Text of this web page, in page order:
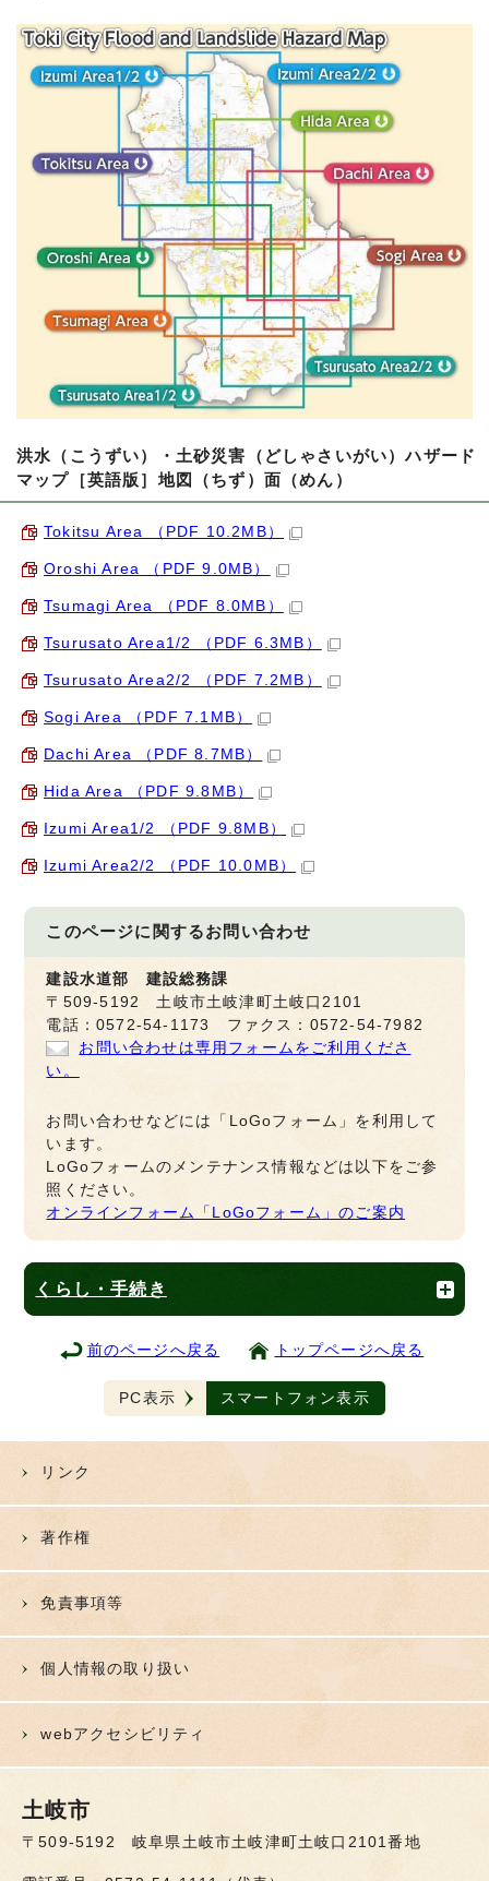
洪水（こうずい）・土砂災害（どしゃさいがい）ハザード
マップ［英語版］地図（ちず）面（めん）
Tokitsu Area （PDF 10.2MB）
Oroshi Area （PDF 9.0MB）
Tsumagi Area （PDF 8.0MB）
Tsurusato Area1/2 （PDF 6.3MB）
Tsurusato Area2/2 （PDF 7.2MB）
Sogi Area （PDF 7.1MB）
Dachi Area （PDF 8.7MB）
Hida Area （PDF 9.8MB）
Izumi Area1/2 （PDF 9.8MB）
Izumi Area2/2 （PDF 10.0MB）
このページに関するお問い合わせ
建設水道部 建設総務課
〒509-5192 土岐市土岐津町土岐口2101
電話：0572-54-1173 ファクス：0572-54-7982
お問い合わせは専用フォームをご利用くださ
い。
お問い合わせなどには「LoGoフォーム」を利用して
います。
LoGoフォームのメンテナンス情報などは以下をご参
照ください。
オンラインフォーム「LoGoフォーム」のご案内
くらし・手続き
前のページへ戻る トップページへ戻る
PC表示 スマートフォン表示
リンク
著作権
免責事項等
個人情報の取り扱い
webアクセシビリティ
土岐市
〒509-5192 岐阜県土岐市土岐津町土岐口2101番地